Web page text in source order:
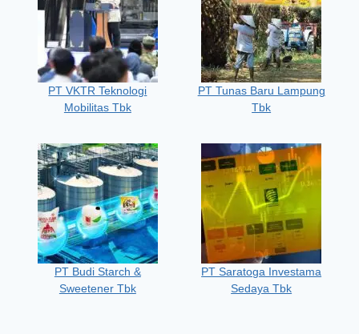
PT VKTR Teknologi
Mobilitas Tbk
PT Tunas Baru Lampung
Tbk
PT Budi Starch &
Sweetener Tbk
PT Saratoga Investama
Sedaya Tbk